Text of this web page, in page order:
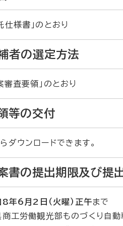
様書」のとおり
の選定方法
査要領」のとおり
等の交付
ダウンロードできます。
の提出期限及び提
8年6月2日（火曜）正午まで
商工労働観光部ものづくり自